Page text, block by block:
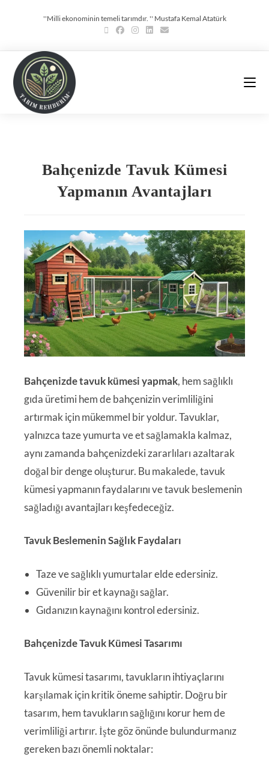
''Milli ekonominin temeli tarımdır. '' Mustafa Kemal Atatürk
Bahçenizde Tavuk Kümesi
Yapmanın Avantajları
Bahçenizde tavuk kümesi yapmak, hem sağlıklı
gıda üretimi hem de bahçenizin verimliliğini
artırmak için mükemmel bir yoldur. Tavuklar,
yalnızca taze yumurta ve et sağlamakla kalmaz,
aynı zamanda bahçenizdeki zararlıları azaltarak
doğal bir denge oluşturur. Bu makalede, tavuk
kümesi yapmanın faydalarını ve tavuk beslemenin
sağladığı avantajları keşfedeceğiz.
Tavuk Beslemenin Sağlık Faydaları
Taze ve sağlıklı yumurtalar elde edersiniz.
Güvenilir bir et kaynağı sağlar.
Gıdanızın kaynağını kontrol edersiniz.
Bahçenizde Tavuk Kümesi Tasarımı
Tavuk kümesi tasarımı, tavukların ihtiyaçlarını
karşılamak için kritik öneme sahiptir. Doğru bir
tasarım, hem tavukların sağlığını korur hem de
verimliliği artırır. İşte göz önünde bulundurmanız
gereken bazı önemli noktalar: